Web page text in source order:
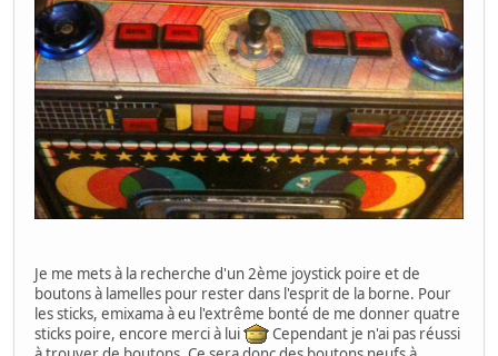
Je me mets à la recherche d'un 2ème joystick poire et de
boutons à lamelles pour rester dans l'esprit de la borne. Pour
les sticks, emixama à eu l'extrême bonté de me donner quatre
sticks poire, encore merci à lui
Cependant je n'ai pas réussi